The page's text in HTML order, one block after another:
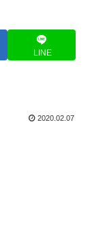
LINE
2020.02.07